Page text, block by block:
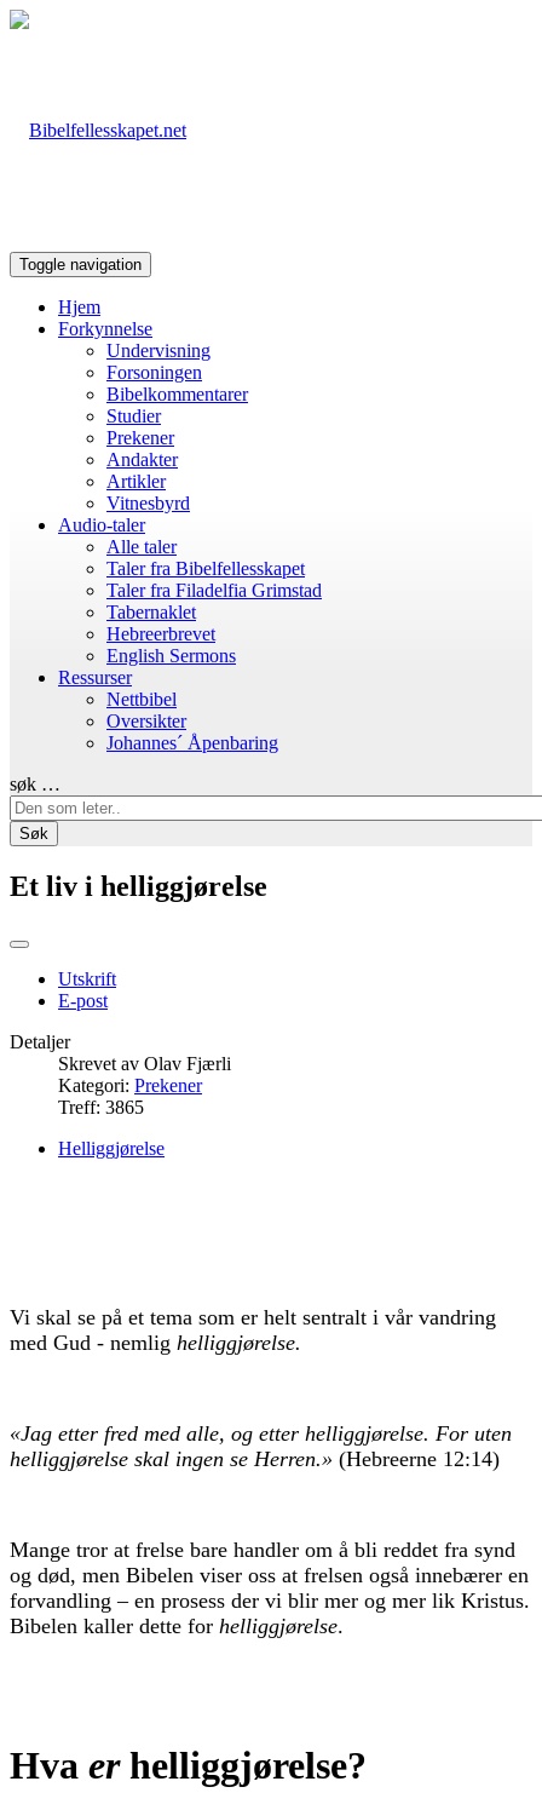
Toggle navigation
Hjem
Forkynnelse
Undervisning
Forsoningen
Bibelkommentarer
Studier
Prekener
Andakter
Artikler
Vitnesbyrd
Audio-taler
Alle taler
Taler fra Bibelfellesskapet
Taler fra Filadelfia Grimstad
Tabernaklet
Hebreerbrevet
English Sermons
Ressurser
Nettbibel
Oversikter
Johannes´ Åpenbaring
søk …
Søk
Et liv i helliggjørelse
Utskrift
E-post
Detaljer
Skrevet av Olav Fjærli
Kategori: Prekener
Treff: 3865
Helliggjørelse
Vi skal se på et tema som er helt sentralt i vår vandring
med Gud - nemlig helliggjørelse.
«Jag etter fred med alle, og etter helliggjørelse. For uten
helliggjørelse skal ingen se Herren.» (Hebreerne 12:14)
Mange tror at frelse bare handler om å bli reddet fra synd
og død, men Bibelen viser oss at frelsen også innebærer en
forvandling – en prosess der vi blir mer og mer lik Kristus.
Bibelen kaller dette for helliggjørelse.
Hva erhelliggjørelse?